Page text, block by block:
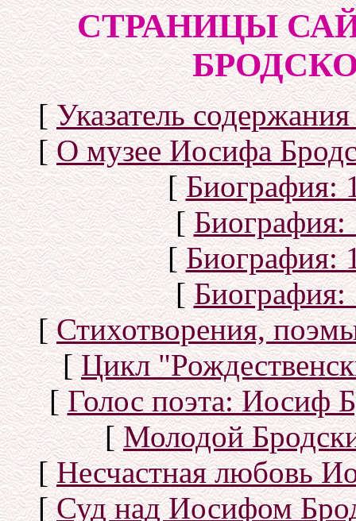
СТРАНИЦЫ
[Указатель
[О музее Иосифа
[Биография:
[Биография:
[Биография:
[Биография:
[Стихотворения,
[Цикл
[Голос поэта: Иосиф
[Молодой
[Несчастная любовь
[Суд над Иосифом